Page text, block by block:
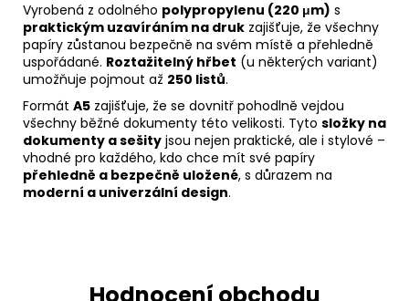
Vyrobená z odolného polypropylenu (220 μm) s
praktickým uzavíráním na druk zajišťuje, že všechny
papíry zůstanou bezpečně na svém místě a přehledně
uspořádané. Roztažitelný hřbet (u některých variant)
umožňuje pojmout až 250 listů.
Formát A5 zajišťuje, že se dovnitř pohodlně vejdou
všechny běžné dokumenty této velikosti. Tyto složky na
dokumenty a sešity jsou nejen praktické, ale i stylové –
vhodné pro každého, kdo chce mít své papíry
přehledně a bezpečně uložené, s důrazem na
moderní a univerzální design.